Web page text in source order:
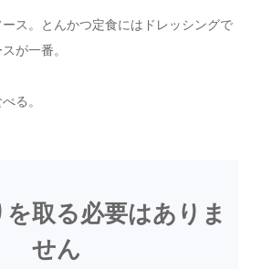
ス。とんかつ定食にはドレッシングで
が一番。
る。
取る必要はありま
せん